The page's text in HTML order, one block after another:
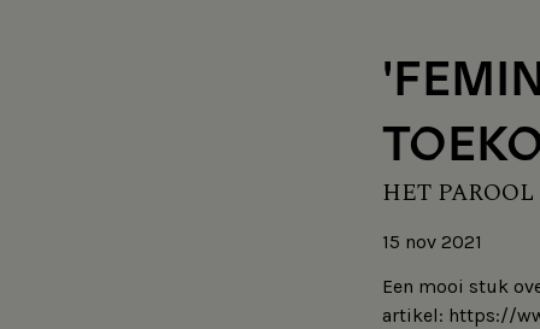
HET PAROOL
15 nov 2021
Een mooi stuk
artikel: https://